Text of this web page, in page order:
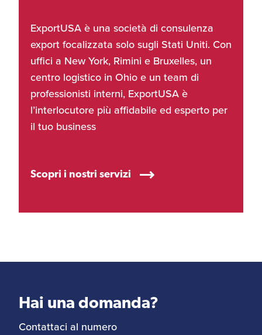
ExportUSA è una società di consulenza
export focalizzata solo sugli Stati Uniti. Con
uffici a New York, Rimini e Bruxelles, un
centro logistico in Ohio e un team di
professionisti interni, ExportUSA è
l’interlocutore più affidabile ed esperto per
il tuo business
Scopri i nostri servizi
Hai una domanda?
Contattaci al numero